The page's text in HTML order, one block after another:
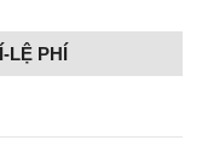
LỆ PHÍ